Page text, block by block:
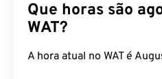
Que horas são
WAT?
A hora atual no WAT é